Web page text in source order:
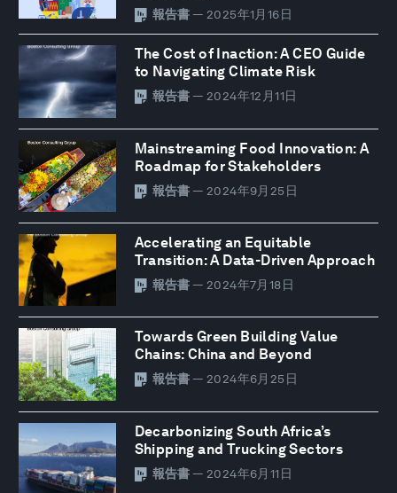
報告書 — 2025年1月16日
The Cost of Inaction: A CEO Guide
to Navigating Climate Risk
報告書 — 2024年12月11日
Mainstreaming Food Innovation: A
Roadmap for Stakeholders
報告書 — 2024年9月25日
Accelerating an Equitable
Transition: A Data-Driven Approach
報告書 — 2024年7月18日
Towards Green Building Value
Chains: China and Beyond
報告書 — 2024年6月25日
Decarbonizing South Africa’s
Shipping and Trucking Sectors
報告書 — 2024年6月11日